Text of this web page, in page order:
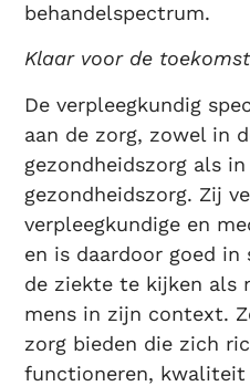
behandelspectrum.
Klaar voor de
De verpleegkundig
aan de zorg, zowel in
gezondheidszorg als
gezondheidszorg. Zij
verpleegkundige en
en is daardoor goed
de ziekte te kijken als
mens in zijn context.
zorg bieden die zich
functioneren, kwaliteit